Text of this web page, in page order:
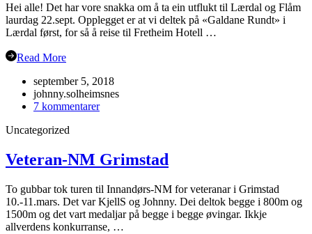
Hei alle! Det har vore snakka om å ta ein utflukt til Lærdal og Flåm
laurdag 22.sept. Opplegget er at vi deltek på «Galdane Rundt» i
Lærdal først, for så å reise til Fretheim Hotell …
Read More
september 5, 2018
johnny.solheimsnes
7 kommentarertil
Uncategorized
Veteran-NM Grimstad
To gubbar tok turen til Innandørs-NM for veteranar i Grimstad
10.-11.mars. Det var KjellS og Johnny. Dei deltok begge i 800m og
1500m og det vart medaljar på begge i begge øvingar. Ikkje
allverdens konkurranse, …